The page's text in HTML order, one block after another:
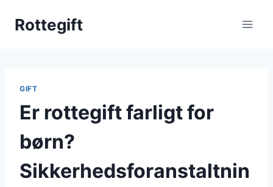
Rottegift
GIFT
Er rottegift farligt for
børn?
Sikkerhedsforanstaltnin